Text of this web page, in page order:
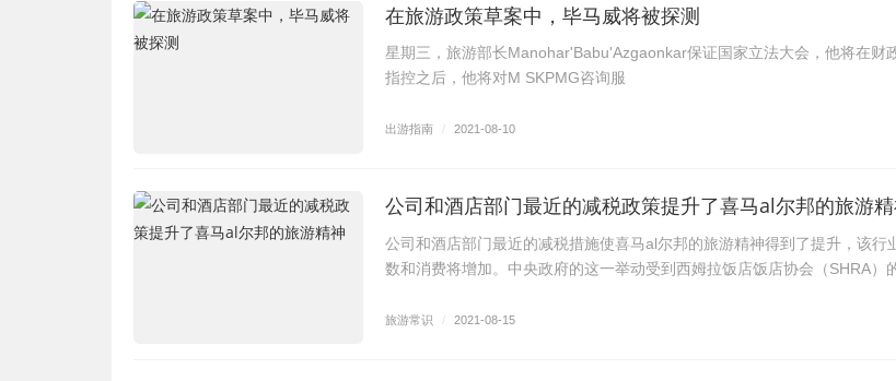
在旅游政策草案中，毕马威将被探测
星期三，旅游部长Manohar'Babu'Azgaonkar保证国家立法大会，他将在财
指控之后，他将对M SKPMG咨询服
出游指南 / 2021-08-10
公司和酒店部门最近的减税政策提升了喜马al尔邦的旅游
公司和酒店部门最近的减税措施使喜马al尔邦的旅游精神得到了提升，该行
数和消费将增加。中央政府的这一举动受到西姆拉饭店饭店协会（SHRA）
旅游常识 / 2021-08-15